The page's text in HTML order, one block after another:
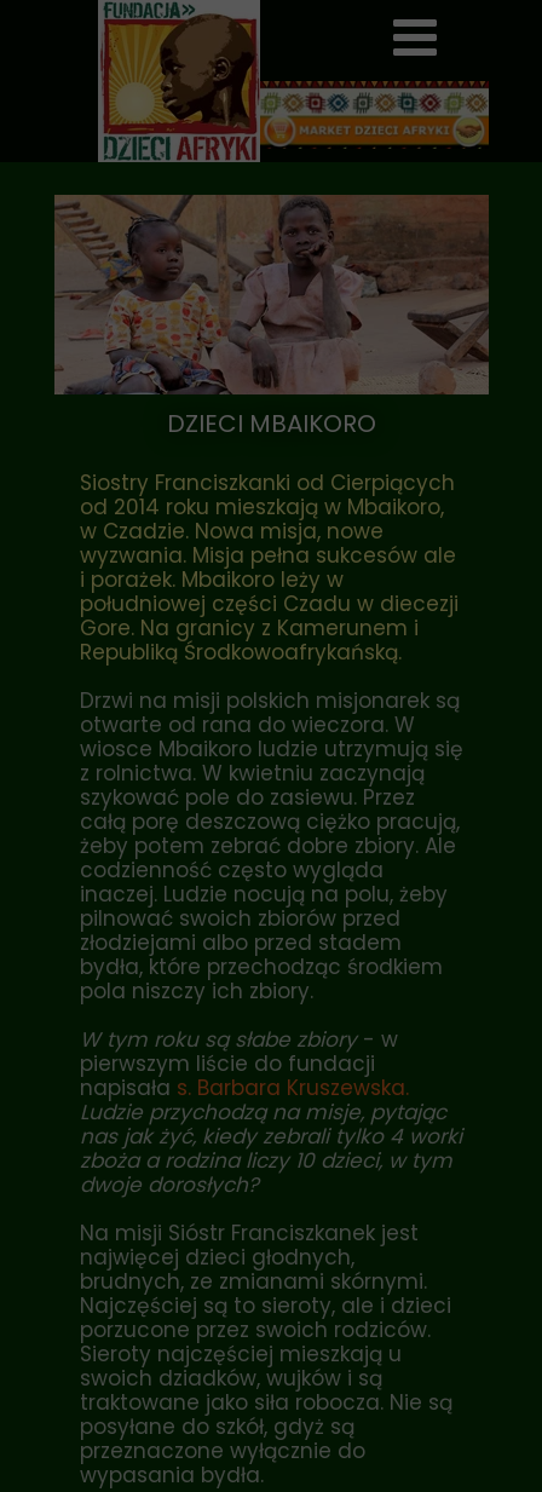
Siostry Franciszkanki od Cierpiących
od 2014 roku mieszkają w Mbaikoro,
w Czadzie. Nowa misja, nowe
wyzwania. Misja pełna sukcesów ale
i porażek. Mbaikoro leży w
południowej części Czadu w diecezji
Gore. Na granicy z Kamerunem i
Republiką Środkowoafrykańską.
Drzwi na misji polskich misjonarek są
otwarte od rana do wieczora. W
wiosce Mbaikoro ludzie utrzymują się
z rolnictwa. W kwietniu zaczynają
szykować pole do zasiewu. Przez
całą porę deszczową ciężko pracują,
żeby potem zebrać dobre zbiory. Ale
codzienność często wygląda
inaczej. Ludzie nocują na polu, żeby
pilnować swoich zbiorów przed
złodziejami albo przed stadem
bydła, które przechodząc środkiem
pola niszczy ich zbiory.
W tym roku są słabe zbiory- w
pierwszym liście do fundacji
napisała s. Barbara Kruszewska.
Ludzie przychodzą na misje, pytając
nas jak żyć, kiedy zebrali tylko 4 worki
zboża a rodzina liczy 10 dzieci, w tym
dwoje dorosłych?
Na misji Sióstr Franciszkanek jest
najwięcej dzieci głodnych,
brudnych, ze zmianami skórnymi.
Najczęściej są to sieroty, ale i dzieci
porzucone przez swoich rodziców.
Sieroty najczęściej mieszkają u
swoich dziadków, wujków i są
traktowane jako siła robocza. Nie są
posyłane do szkół, gdyż są
przeznaczone wyłącznie do
wypasania bydła.
DZIECI MBAIKORO